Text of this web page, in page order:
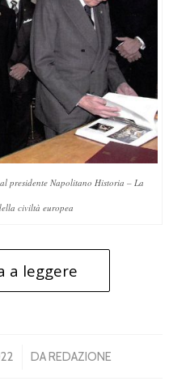
presidente Napolitano Historia – La
civiltà europea
a leggere
DAREDAZIONE